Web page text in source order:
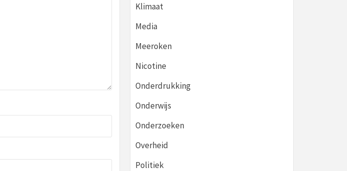
Klimaat
Media
Meeroken
Nicotine
Onderdrukking
Onderwijs
Onderzoeken
Overheid
Politiek